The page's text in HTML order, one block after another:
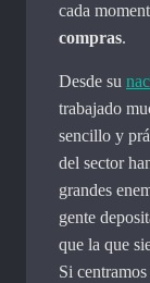
cada
compras.
Desde su
trabajado
sencillo y
del sector
grandes
gente
que la que
Si